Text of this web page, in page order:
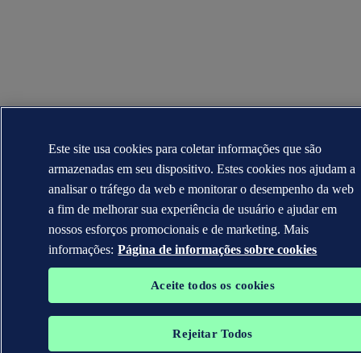
Este site usa cookies para coletar informações que são
armazenadas em seu dispositivo. Estes cookies nos ajudam a
analisar o tráfego da web e monitorar o desempenho da web
a fim de melhorar sua experiência de usuário e ajudar em
nossos esforços promocionais e de marketing. Mais
informações: Página de informações sobre cookies
Aceite todos os cookies
Rejeitar Todos